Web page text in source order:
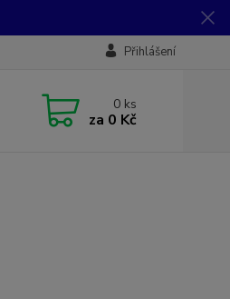
Přihlášení
0 ks
za 0 Kč